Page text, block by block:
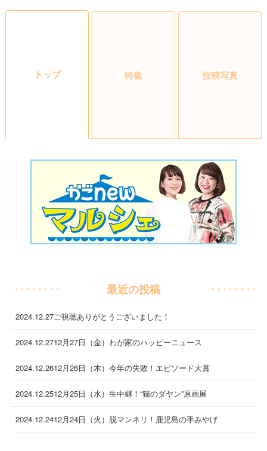
トップ 特集 投稿写真
最近の投稿
2024.12.27ご視聴ありがとうございました！
2024.12.2712月27日（金）わが家のハッピーニュース
2024.12.2612月26日（木）今年の失敗！エピソード大賞
2024.12.2512月25日（水）生中継！“猫のダヤン”原画展
2024.12.2412月24日（火）脱マンネリ！鹿児島の手みやげ